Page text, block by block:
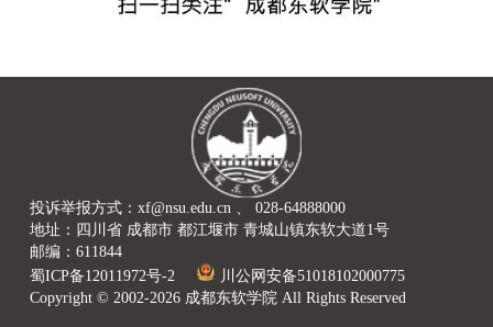
投诉举报方式：xf@nsu.edu.cn 、 028-64888000
地址：四川省 成都市 都江堰市 青城山镇东软大道1号
邮编：611844
蜀ICP备12011972号-2
川公网安备51018102000775
Copyright © 2002-2026 成都东软学院 All Rights Reserved